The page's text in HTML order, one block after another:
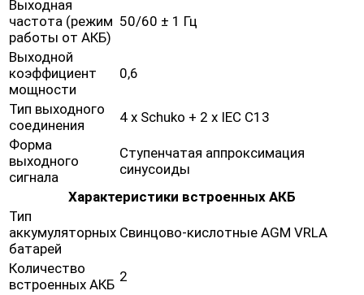
Выходная
частота (режим
работы от АКБ)
50/60 ± 1 Гц
Выходной
коэффициент
мощности
0,6
Тип выходного
соединения
4 x Schuko + 2 х IEC C13
Форма
выходного
сигнала
Ступенчатая аппроксимация
синусоиды
Характеристики встроенных АКБ
Тип
аккумуляторных
батарей
Свинцово-кислотные AGM VRLA
Количество
встроенных АКБ 2